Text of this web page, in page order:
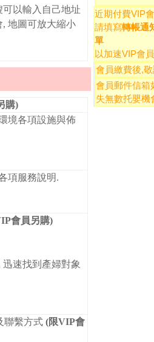
以輸入自己地址
地圖可放大縮小
購)
境各項設施與佈
項服務說明.
會員另購)
速找到產婦對象
聯繫方式 (限VIP會
近期付費VIP
請填寫轉帳通
單
以加速VIP會
會員繳費後,
會員郵件信箱
失無數托嬰機